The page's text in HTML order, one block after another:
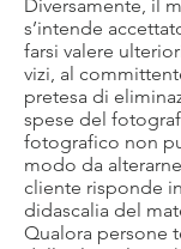
Diversamente, il
s’intende
farsi valere
vizi, al
pretesa di
spese del
fotografico non
modo da
cliente risponde
didascalia del
Qualora persone